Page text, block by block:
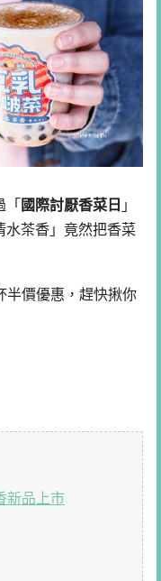
「國際討厭香菜日 」
水茶香」竟然把香菜
半價優惠，趕快揪你
新品上市